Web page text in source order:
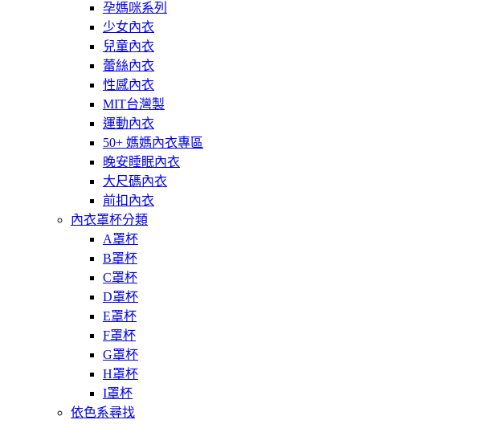
孕媽咪系列
少女內衣
兒童內衣
蕾絲內衣
性感內衣
MIT台灣製
運動內衣
50+ 媽媽內衣專區
晚安睡眠內衣
大尺碼內衣
前扣內衣
內衣罩杯分類
A罩杯
B罩杯
C罩杯
D罩杯
E罩杯
F罩杯
G罩杯
H罩杯
I罩杯
依色系尋找